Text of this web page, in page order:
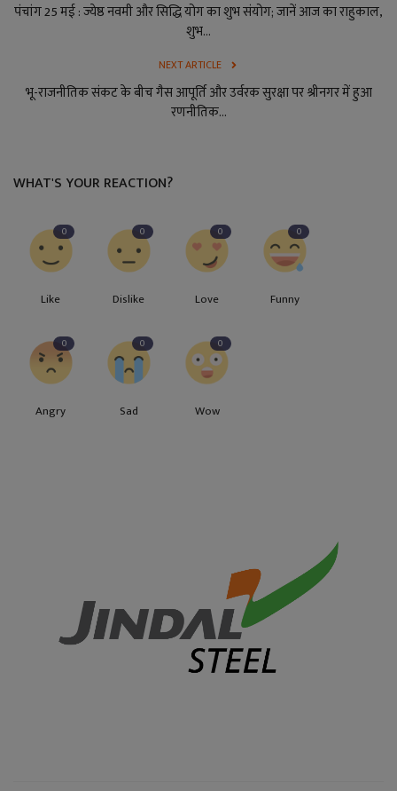
पंचांग 25 मई : ज्येष्ठ नवमी और सिद्धि योग का शुभ संयोग; जानें आज का राहुकाल,
शुभ...
NEXT ARTICLE
भू-राजनीतिक संकट के बीच गैस आपूर्ति और उर्वरक सुरक्षा पर श्रीनगर में हुआ
रणनीतिक...
WHAT'S YOUR REACTION?
0
Like
0
Dislike
0
Love
0
Funny
0
Angry
0
Sad
0
Wow